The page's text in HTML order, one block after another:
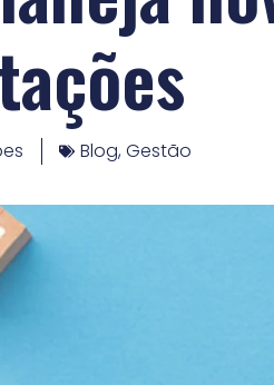
Blog,Gestão